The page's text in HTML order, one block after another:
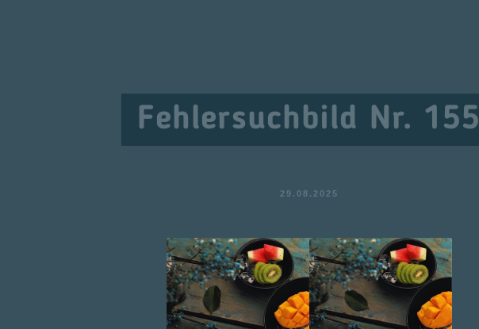
Fehlersuchbild Nr. 155
29.08.2025